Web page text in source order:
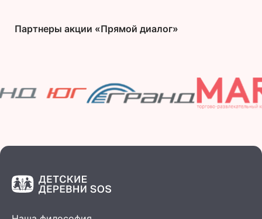
Партнеры акции «Прямой диалог»